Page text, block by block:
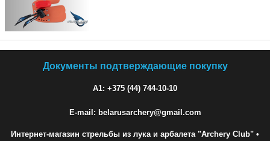
Документы подтверждающие покупку
A1: +375 (44) 744-10-10
E-mail: belarusarchery@gmail.com
Интернет-магазин стрельбы из лука и арбалета "Archery Club" •